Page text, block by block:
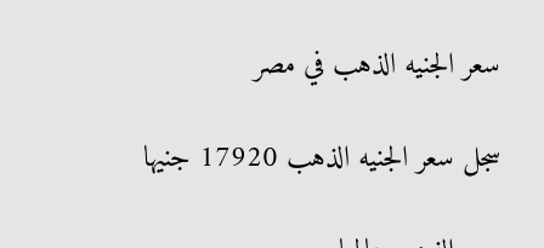
سعر الجنيه الذهب في مصر
سجل سعر الجنيه الذهب 17920 جنيها